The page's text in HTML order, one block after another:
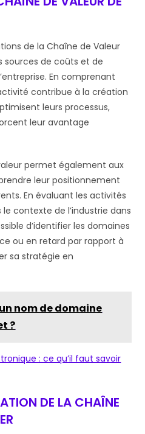
de la Chaîne de Valeur
sources de coûts et de
En comprenant
contribue à la création
leurs processus,
leur avantage
permet également aux
leur positionnement
En évaluant les activités
contexte de l’industrie dans
d’identifier les domaines
ou en retard par rapport à
sa stratégie en
nom de domaine
?
: ce qu’il faut savoir
DE LA CHAÎNE